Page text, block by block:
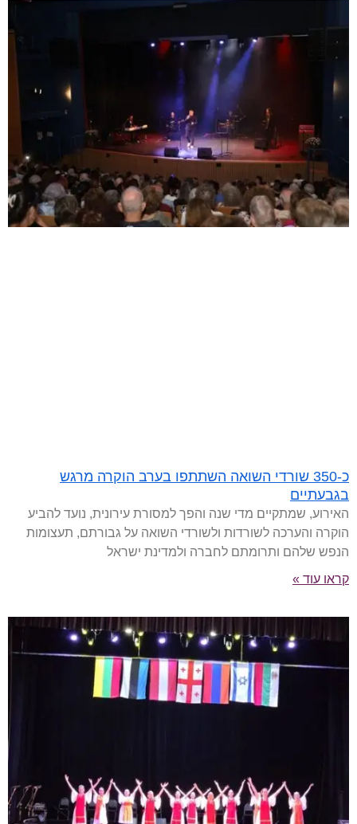
כ-350 שורדי השואה השתתפו בערב הוקרה מרגש
בגבעתיים
האירוע, שמתקיים מדי שנה והפך למסורת עירונית, נועד להביע
הוקרה והערכה לשורדות ולשורדי השואה על גבורתם, תעצומות
הנפש שלהם ותרומתם לחברה ולמדינת ישראל
קראו עוד »